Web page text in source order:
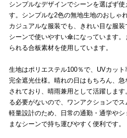
シンプルなデザインでシーンを選ばず
す。シンプルな2色の無地生地のおしゃ
カジュアルな服装でも、きれい目な服
シーンで使いやすい傘になっています
られる合板素材を使用しています。
生地はポリエステル100％で、UVカッ
完全遮光仕様。晴れの日はもちろん、
されており、晴雨兼用として活躍しま
る必要がないので、ワンアクションで
軽量設計のため、日常の通勤・通学や
まなシーンで持ち運びやすく便利です。